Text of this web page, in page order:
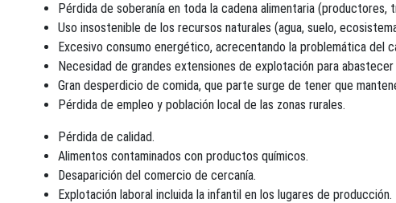
Pérdida de soberanía en toda la cadena alimentaria
Uso insostenible de los recursos naturales (agua, suelo,
Excesivo consumo energético, acrecentando la problemática del
Necesidad de grandes extensiones de explotación para
Gran desperdicio de comida, que parte surge de tener que
Pérdida de empleo y población local de las zonas rurales.
Pérdida de calidad.
Alimentos contaminados con productos químicos.
Desaparición del comercio de cercanía.
Explotación laboral incluida la infantil en los lugares de producción.